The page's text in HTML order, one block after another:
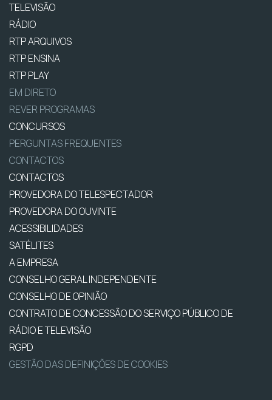
TELEVISÃO
RÁDIO
RTP ARQUIVOS
RTP ENSINA
RTP PLAY
EM DIRETO
REVER PROGRAMAS
CONCURSOS
PERGUNTAS FREQUENTES
CONTACTOS
CONTACTOS
PROVEDORA DO TELESPECTADOR
PROVEDORA DO OUVINTE
ACESSIBILIDADES
SATÉLITES
A EMPRESA
CONSELHO GERAL INDEPENDENTE
CONSELHO DE OPINIÃO
CONTRATO DE CONCESSÃO DO SERVIÇO PÚBLICO DE
RÁDIO E TELEVISÃO
RGPD
GESTÃO DAS DEFINIÇÕES DE COOKIES